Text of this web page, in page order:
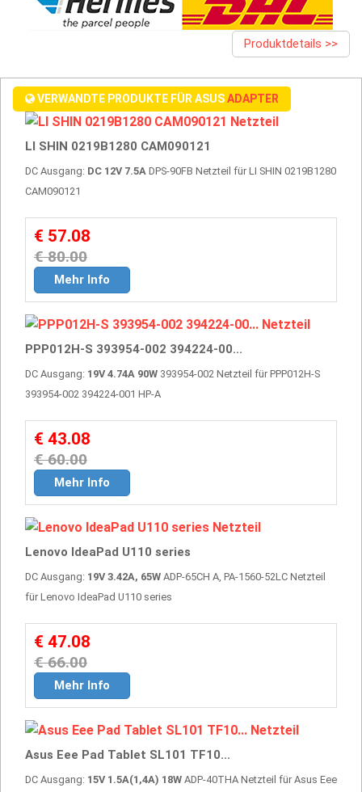
Produktdetails >>
VERWANDTE PRODUKTE FÜR ASUSADAPTER
LI SHIN 0219B1280 CAM090121
DC Ausgang: DC 12V 7.5A DPS-90FB Netzteil für LI SHIN 0219B1280
CAM090121
€ 57.08
€ 80.00
Mehr Info
PPP012H-S 393954-002 394224-00...
DC Ausgang: 19V 4.74A 90W 393954-002 Netzteil für PPP012H-S
393954-002 394224-001 HP-A
€ 43.08
€ 60.00
Mehr Info
Lenovo IdeaPad U110 series
DC Ausgang: 19V 3.42A, 65W ADP-65CH A, PA-1560-52LC Netzteil
für Lenovo IdeaPad U110 series
€ 47.08
€ 66.00
Mehr Info
Asus Eee Pad Tablet SL101 TF10...
DC Ausgang: 15V 1.5A(1,4A) 18W ADP-40THA Netzteil für Asus Eee